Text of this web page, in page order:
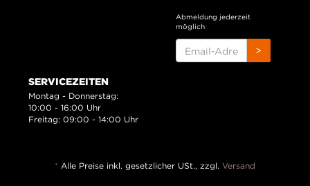
Abmeldung jederzeit
möglich
ADRESSE
>
SERVICEZEITEN
Montag - Donnerstag:
10:00 - 16:00 Uhr
Freitag: 09:00 - 14:00 Uhr
* Alle Preise inkl. gesetzlicher USt., zzgl. Versand